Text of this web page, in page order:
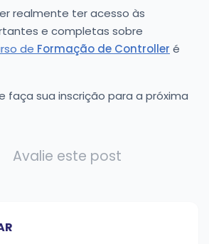
realmente ter acesso às
e completas sobre
de Formação de Controller é
faça sua inscrição para a próxima
Avalie este post